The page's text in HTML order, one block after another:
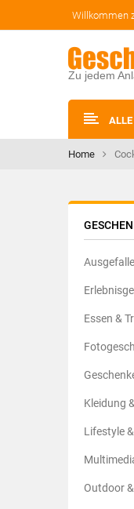
Willkommen
Zu jedem
ALLE
Home
Essen &
Kleidung
Lifestyle
Outdoor